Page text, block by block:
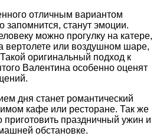
отличным вариантом
запомнится, станут эмоции.
можно прогулку на катере,
вертолете или воздушном шаре,
оригинальный подход к
Валентина особенно оценят
дня станет романтический
кафе или ресторане. Так же
праздничный ужин и
обстановке.